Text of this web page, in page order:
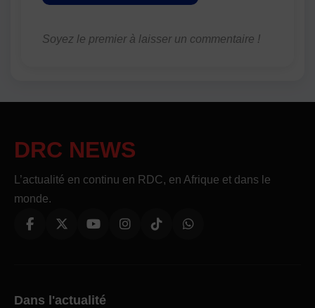
Soyez le premier à laisser un commentaire !
DRC NEWS
L’actualité en continu en RDC, en Afrique et dans le
monde.
Dans l'actualité